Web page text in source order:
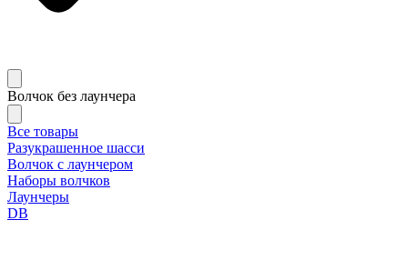
Волчок без лаунчера
Все товары
Разукрашенное шасси
Волчок с лаунчером
Наборы волчков
Лаунчеры
DB